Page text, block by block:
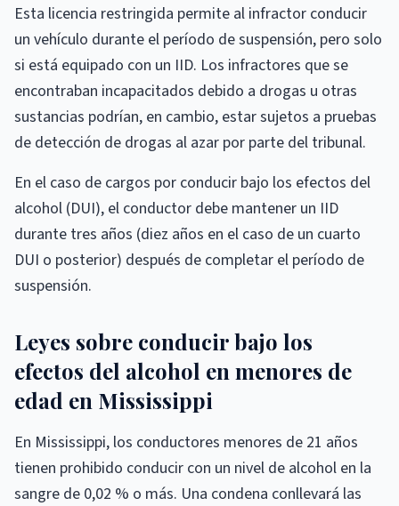
Esta licencia restringida permite al infractor conducir
un vehículo durante el período de suspensión, pero solo
si está equipado con un IID. Los infractores que se
encontraban incapacitados debido a drogas u otras
sustancias podrían, en cambio, estar sujetos a pruebas
de detección de drogas al azar por parte del tribunal.
En el caso de cargos por conducir bajo los efectos del
alcohol (DUI), el conductor debe mantener un IID
durante tres años (diez años en el caso de un cuarto
DUI o posterior) después de completar el período de
suspensión.
Leyes sobre conducir bajo los
efectos del alcohol en menores de
edad en Mississippi
En Mississippi, los conductores menores de 21 años
tienen prohibido conducir con un nivel de alcohol en la
sangre de 0,02 % o más. Una condena conllevará las